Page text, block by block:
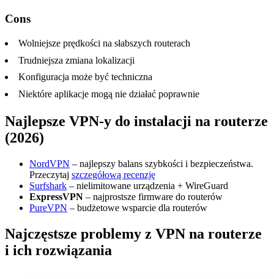
Cons
Wolniejsze prędkości na słabszych routerach
Trudniejsza zmiana lokalizacji
Konfiguracja może być techniczna
Niektóre aplikacje mogą nie działać poprawnie
Najlepsze VPN-y do instalacji na routerze
(2026)
NordVPN – najlepszy balans szybkości i bezpieczeństwa.
Przeczytaj szczegółową recenzję
Surfshark – nielimitowane urządzenia + WireGuard
ExpressVPN – najprostsze firmware do routerów
PureVPN – budżetowe wsparcie dla routerów
Najczęstsze problemy z VPN na routerze
i ich rozwiązania